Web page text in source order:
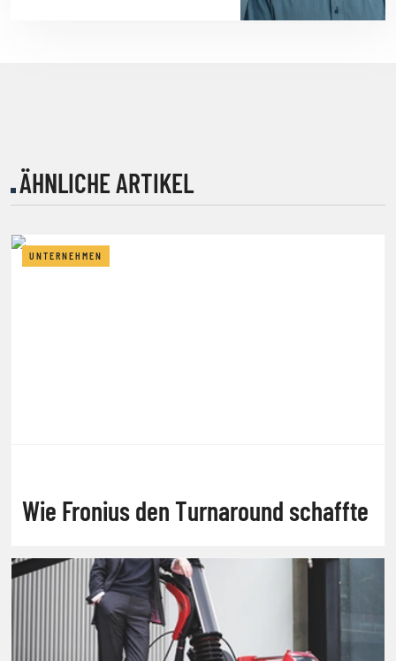
ÄHNLICHE ARTIKEL
UNTERNEHMEN
Wie Fronius den Turnaround schaffte